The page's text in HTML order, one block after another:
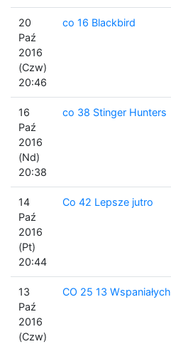
20
Paź
2016
(Czw)
20:46
co 16 Blackbird
16
Paź
2016
(Nd)
20:38
co 38 Stinger Hunters
14
Paź
2016
(Pt)
20:44
Co 42 Lepsze jutro
13
Paź
2016
(Czw)
CO 25 13 Wspaniałych